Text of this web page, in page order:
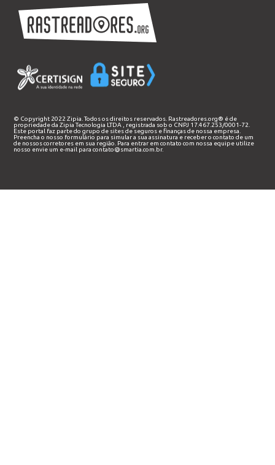
© Copyright 2022 Zipia. Todos os direitos reservados. Rastreadores.org® é de
propriedade daZipia Tecnologia LTDA
, registrada sob o CNPJ 17.467.253/0001-72.
Este portal faz parte do grupo de sites de seguros e finanças de nossa empresa.
Preencha o nosso formulário para simular a sua assinatura e receber o contato de um
de nossos corretores em sua região. Para entrar em contato com nossa equipe utilize
nosso envie um e-mail paracontato@smartia.com.br.